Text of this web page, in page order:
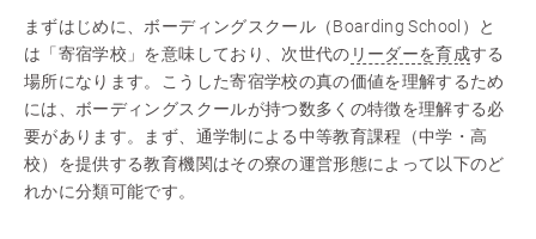
まずはじめに、ボーディングスクール（Boarding School）と
は「寄宿学校」を意味しており、次世代の リーダーを育成する
場所になります。こうした寄宿学校の真の価値を理解するため
には、ボーディングスクールが持つ数多くの特徴を理解する必
要があります。まず、通学制による中等教育課程（中学・高
校）を提供する教育機関はその寮の運営形態によって以下のど
れかに分類可能です。